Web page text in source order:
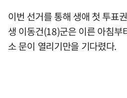
이번 선거를 통해 생애 첫 투표
생 이동건(18)군은 이른 아침부
소 문이 열리기만을 기다렸다.